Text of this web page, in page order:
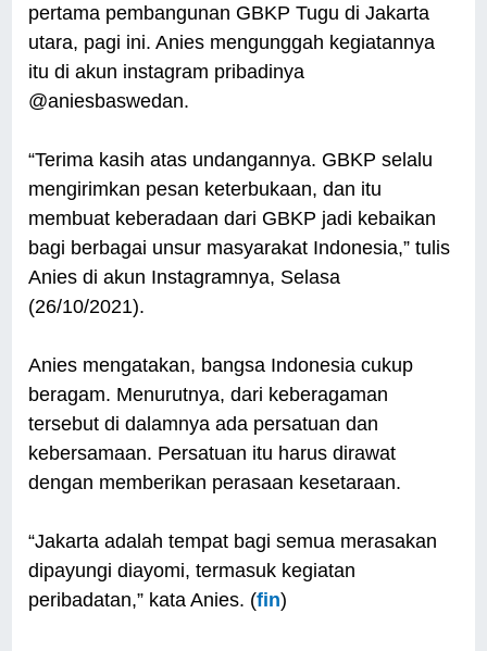
pertama pembangunan GBKP Tugu di Jakarta
utara, pagi ini. Anies mengunggah kegiatannya
itu di akun instagram pribadinya
@aniesbaswedan.
“Terima kasih atas undangannya. GBKP selalu
mengirimkan pesan keterbukaan, dan itu
membuat keberadaan dari GBKP jadi kebaikan
bagi berbagai unsur masyarakat Indonesia,” tulis
Anies di akun Instagramnya, Selasa
(26/10/2021).
Anies mengatakan, bangsa Indonesia cukup
beragam. Menurutnya, dari keberagaman
tersebut di dalamnya ada persatuan dan
kebersamaan. Persatuan itu harus dirawat
dengan memberikan perasaan kesetaraan.
“Jakarta adalah tempat bagi semua merasakan
dipayungi diayomi, termasuk kegiatan
peribadatan,” kata Anies. (fin)